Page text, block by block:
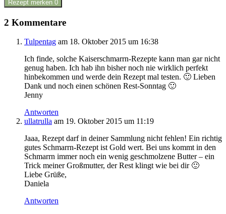
Rezept merken 0
2 Kommentare
Tulpentag am 18. Oktober 2015 um 16:38
Ich finde, solche Kaiserschmarrn-Rezepte kann man gar nicht
genug haben. Ich hab ihn bisher noch nie wirklich perfekt
hinbekommen und werde dein Rezept mal testen. 🙂 Lieben
Dank und noch einen schönen Rest-Sonntag 🙂
Jenny
Antworten
ullatrulla am 19. Oktober 2015 um 11:19
Jaaa, Rezept darf in deiner Sammlung nicht fehlen! Ein richtig
gutes Schmarrn-Rezept ist Gold wert. Bei uns kommt in den
Schmarrn immer noch ein wenig geschmolzene Butter – ein
Trick meiner Großmutter, der Rest klingt wie bei dir 🙂
Liebe Grüße,
Daniela
Antworten